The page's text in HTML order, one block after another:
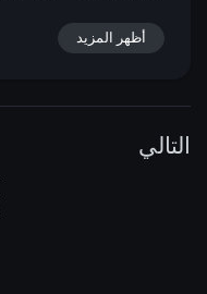
أظهر المزيد
التالي